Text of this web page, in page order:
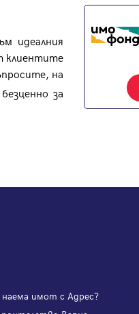
идеалния
клиентите
на
за
имот с Адрес?
снимки и да получите